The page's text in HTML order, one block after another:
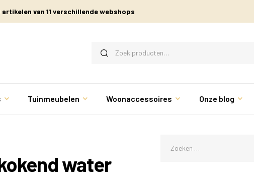
van 11 verschillende webshops
Tuinmeubelen Woonaccessoires Onze blog
water